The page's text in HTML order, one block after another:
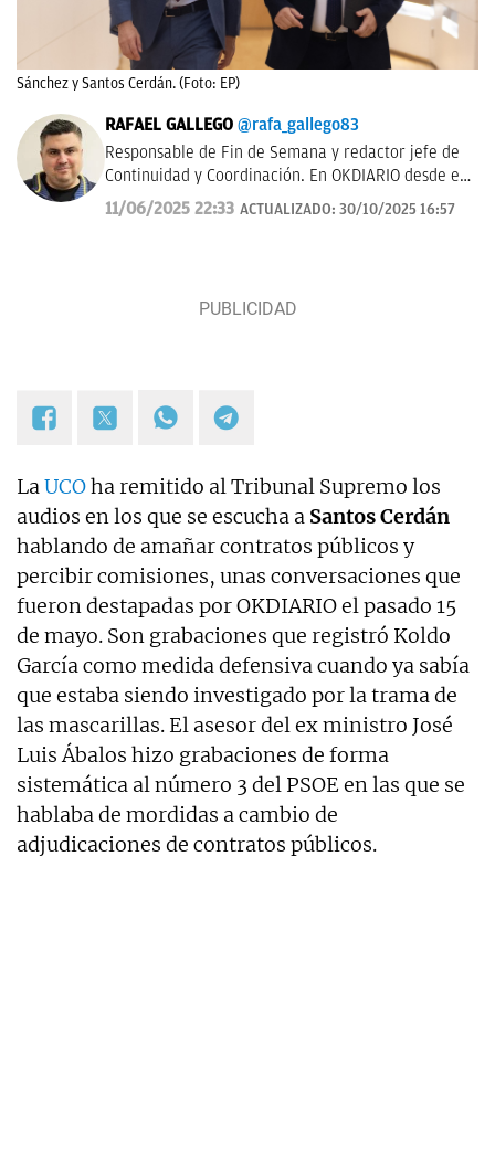
Sánchez y Santos Cerdán. (Foto: EP)
RAFAEL GALLEGO @rafa_gallego83
Responsable de Fin de Semana y redactor jefe de
Continuidad y Coordinación. En OKDIARIO desde el
inicio, portadista e impulsor de la sección
Internacional.
11/06/2025 22:33 ACTUALIZADO: 30/10/2025 16:57
LaUCOha remitido al Tribunal Supremo los
audios en los que se escucha a Santos Cerdán
hablando de amañar contratos públicos y
percibir comisiones, unas conversaciones que
fueron destapadas por OKDIARIO el pasado 15
de mayo. Son grabaciones que registró Koldo
García como medida defensiva cuando ya sabía
que estaba siendo investigado por la trama de
las mascarillas. El asesor del ex ministro José
Luis Ábalos hizo grabaciones de forma
sistemática al número 3 del PSOE en las que se
hablaba de mordidas a cambio de
adjudicaciones de contratos públicos.